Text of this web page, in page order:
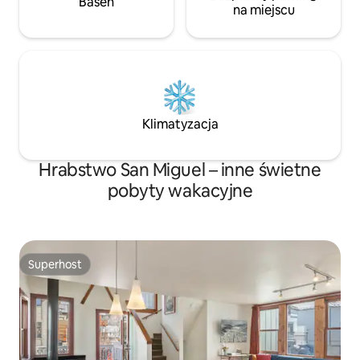
na miejscu
Klimatyzacja
Hrabstwo San Miguel – inne świetne
pobyty wakacyjne
Superhost
Superhost